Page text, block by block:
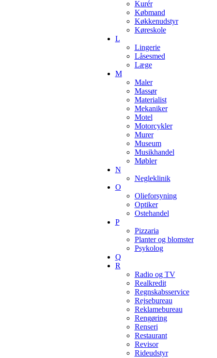
Kurér
Købmand
Køkkenudstyr
Køreskole
L
Lingerie
Låsesmed
Læge
M
Maler
Massør
Materialist
Mekaniker
Motel
Motorcykler
Murer
Museum
Musikhandel
Møbler
N
Negleklinik
O
Olieforsyning
Optiker
Ostehandel
P
Pizzaria
Planter og blomster
Psykolog
Q
R
Radio og TV
Realkredit
Regnskabsservice
Rejsebureau
Reklamebureau
Rengøring
Renseri
Restaurant
Revisor
Rideudstyr